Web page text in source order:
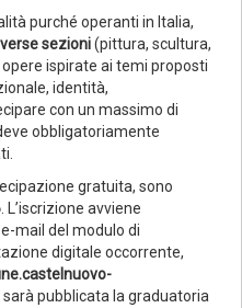
purché operanti in Italia,
sezioni(pittura, scultura,
ispirate ai temi proposti
identità,
con un massimo di
obbligatoriamente
gratuita, sono
. L’iscrizione avviene
mail del modulo di
digitale occorrente,
sarà pubblicata la graduatoria